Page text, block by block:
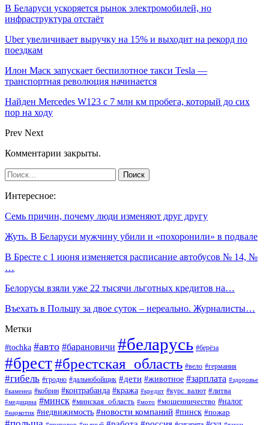
В Беларуси ускоряется рынок электромобилей, но
инфраструктура отстаёт
Uber увеличивает выручку на 15% и выходит на рекорд по
поездкам
Илон Маск запускает беспилотное такси Tesla —
транспортная революция начинается
Найден Mercedes W123 с 7 млн км пробега, который до сих
пор на ходу
Prev Next
Комментарии закрыты.
Интересное:
Семь причин, почему люди изменяют друг другу
Жуть. В Беларуси мужчину убили и «похоронили» в подвале
В Бресте с 1 июня изменяется расписание автобусов № 14, №
…
Белорусы взяли уже 22 тысячи льготных кредитов на…
Въехать в Польшу за двое суток – нереально. Журналисты…
Метки
#tochka #авто #барановичи #беларусь #берёза
#брест#брестская_область #вело #германия
#гибель #гродно #дальнобойщик #дети #животное #зарплата #здоровье
#каменец #кобрин #контрабанда #кража #кредит #курс_валют #литва
#медицина #минск #минская_область #мото #мошенничество #налог
#наркотик #недвижимость #новости компаний #пинск #пожар